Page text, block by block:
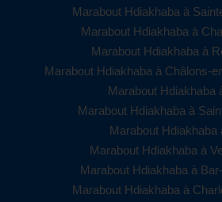
Marabout Hdiakhaba à
Marabout Hdiakhaba à
Marabout Hdiakhaba à
Marabout Hdiakhaba à Châlons-
Marabout Hdiakhaba
Marabout Hdiakhaba à
Marabout Hdiakhaba
Marabout Hdiakhaba à
Marabout Hdiakhaba à
Marabout Hdiakhaba à